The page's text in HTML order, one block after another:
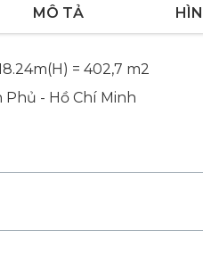
MÔ TẢ
= 402,7 m2
Phủ - Hồ Chí Minh